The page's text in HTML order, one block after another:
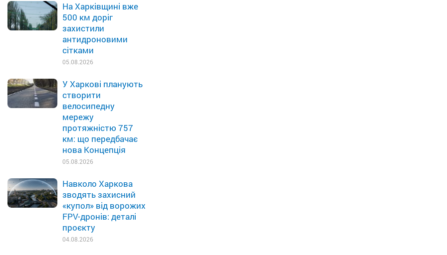
На Харківщині вже
500 км доріг
захистили
антидроновими
сітками
05.08.2026
У Харкові планують
створити
велосипедну
мережу
протяжністю 757
км: що передбачає
нова Концепція
05.08.2026
Навколо Харкова
зводять захисний
«купол» від ворожих
FPV-дронів: деталі
проєкту
04.08.2026